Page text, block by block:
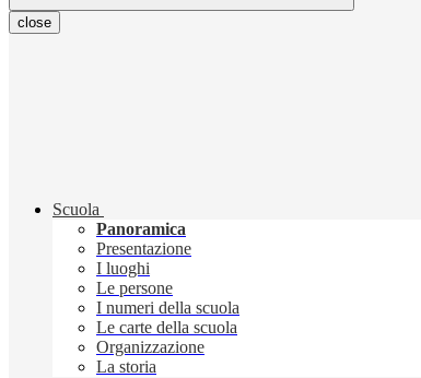
close
Scuola
Panoramica
Presentazione
I luoghi
Le persone
I numeri della scuola
Le carte della scuola
Organizzazione
La storia